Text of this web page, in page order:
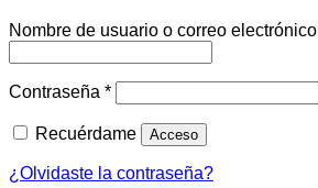
Nombre de usuario o correo electrónico
Contraseña *Obligatorio
Recuérdame Acceso
¿Olvidaste la contraseña?